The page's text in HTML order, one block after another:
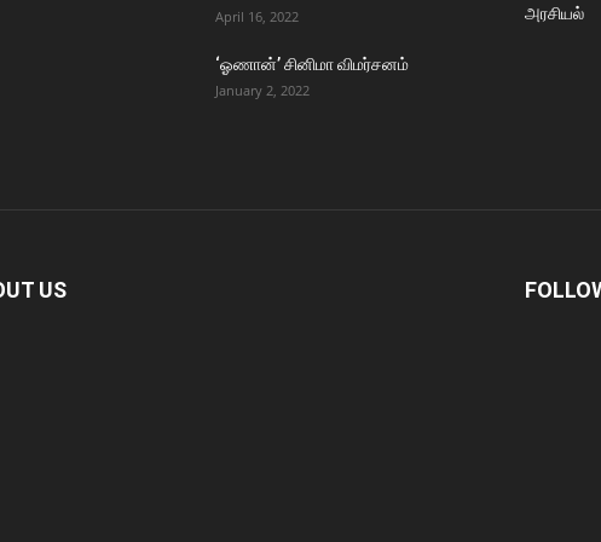
April 16, 2022
‘ஓணான்’ சினிமா விமர்சனம்
January 2, 2022
அரசியல்
US